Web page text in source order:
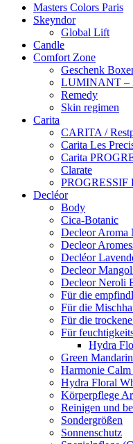
Masters Colors Paris
Skeyndor
Global Lift
Candle
Comfort Zone
Geschenk
LUMINANT –
Remedy
Skin regimen
Carita
CARITA /
Carita Les
Carita
Clarate
PROGRESSIF
Decléor
Body
Cica-Botanic
Decleor Aroma
Decleor
Decléor
Decleor
Decleor Neroli
Für die
Für die
Für die
Für
Hydra
Green
Harmonie
Hydra Floral
Körperpflege
Reinigen und
Sondergrößen
Sonnenschutz